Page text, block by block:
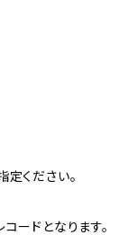
ください。
ードとなります。